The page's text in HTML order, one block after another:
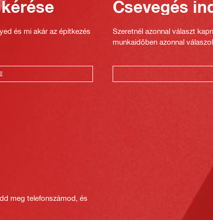
és mi akár az építkezés
Csevegés
Szeretnél azonnal választ
munkaidőben azonnal
meg telefonszámod, és